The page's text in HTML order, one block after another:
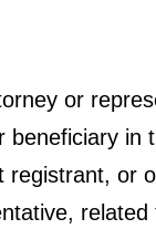
or
in
registrant, or
related